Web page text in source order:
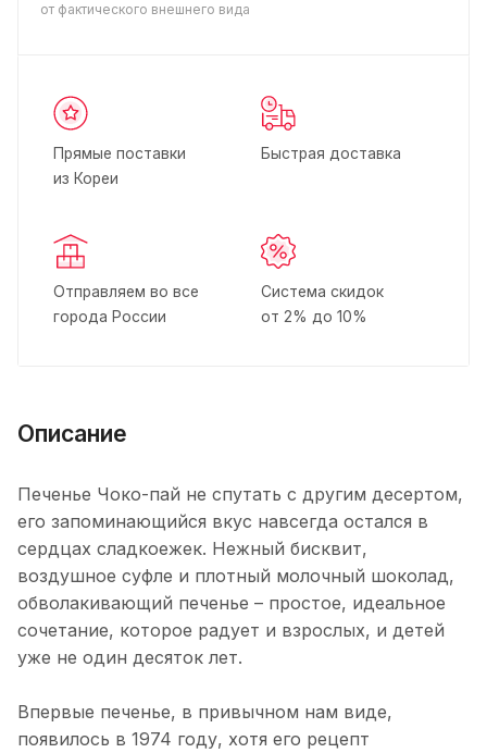
от фактического внешнего вида
Прямые поставки
из Кореи
Быстрая доставка
Отправляем во все
города России
Система скидок
от 2% до 10%
Описание
Печенье Чоко-пай не спутать с другим десертом,
его запоминающийся вкус навсегда остался в
сердцах сладкоежек. Нежный бисквит,
воздушное суфле и плотный молочный шоколад,
обволакивающий печенье – простое, идеальное
сочетание, которое радует и взрослых, и детей
уже не один десяток лет.
Впервые печенье, в привычном нам виде,
появилось в 1974 году, хотя его рецепт